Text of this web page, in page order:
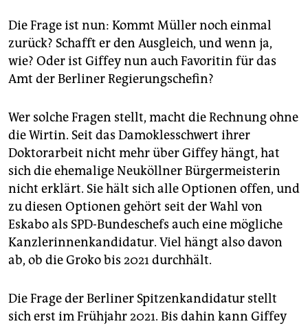
Die Frage ist nun: Kommt Müller noch einmal
zurück? Schafft er den Ausgleich, und wenn ja,
wie? Oder ist Giffey nun auch Favoritin für das
Amt der Berliner Regierungschefin?
Wer solche Fragen stellt, macht die Rechnung ohne
die Wirtin. Seit das Damoklesschwert ihrer
Doktorarbeit nicht mehr über Giffey hängt, hat
sich die ehemalige Neuköllner Bürgermeisterin
nicht erklärt. Sie hält sich alle Optionen offen, und
zu diesen Optionen gehört seit der Wahl von
Eskabo als SPD-Bundeschefs auch eine mögliche
Kanzlerinnenkandidatur. Viel hängt also davon
ab, ob die Groko bis 2021 durchhält.
Die Frage der Berliner Spitzenkandidatur stellt
sich erst im Frühjahr 2021. Bis dahin kann Giffey